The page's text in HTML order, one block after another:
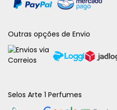
Outras opções de Envio
Selos Arte 1 Perfumes